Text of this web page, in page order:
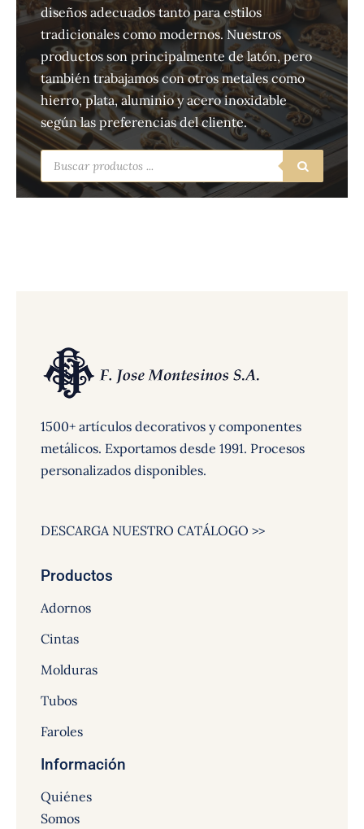
diseños adecuados tanto para estilos
tradicionales como modernos. Nuestros
productos son principalmente de latón, pero
también trabajamos con otros metales como
hierro, plata, aluminio y acero inoxidable
según las preferencias del cliente.
Búsqueda
de
productos
1500+ artículos decorativos y componentes
metálicos. Exportamos desde 1991. Procesos
personalizados disponibles.
DESCARGA NUESTRO CATÁLOGO >>
Productos
Adornos
Cintas
Molduras
Tubos
Faroles
Información
Quiénes
Somos